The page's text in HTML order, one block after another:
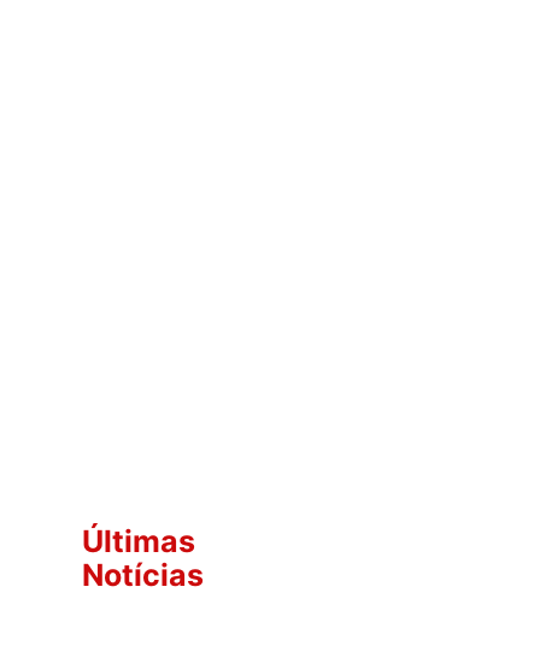
Últimas
Notícias